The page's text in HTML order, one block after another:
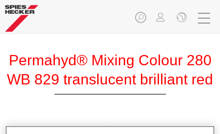
Permahyd® Mixing Colour 280
WB 829 translucent brilliant red
PermahydMixing Colour 280 è adatto per un uso con